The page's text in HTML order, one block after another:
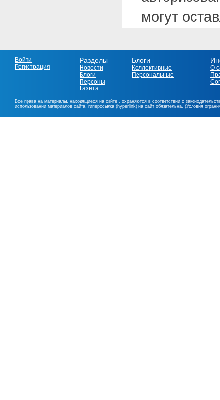
могут
Войти
Регистрация
Разделы
Новости
Блоги
Персоны
Газета
Блоги
Коллективные
Персональные
О
Все права на материалы, находящиеся на сайте , охраняются в соответствии с
использовании материалов сайта, гиперссылка (hyperlink) на сайт обязательна. (Условия